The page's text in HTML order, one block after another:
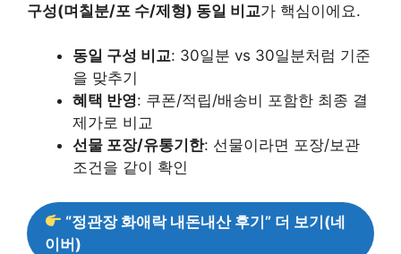
구성(며칠분/포 수/제형) 동일 비교가 핵심이에요.
동일 구성 비교: 30일분 vs 30일분처럼 기준
을 맞추기
혜택 반영: 쿠폰/적립/배송비 포함한 최종 결
제가로 비교
선물 포장/유통기한: 선물이라면 포장/보관
조건을 같이 확인
“정관장 화애락 내돈내산 후기” 더 보기(네
이버)